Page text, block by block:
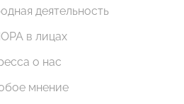
деятельность
в лицах
о нас
мнение